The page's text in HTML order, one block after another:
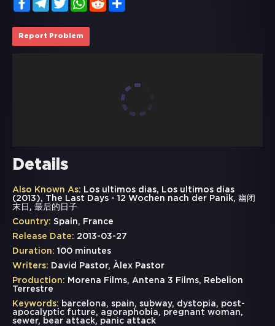
Report Problem
Details
Also Known As: Los ultimos dias, Los ultimos dias
(2013), The Last Days - 12 Wochen nach der Panik, 幽闭
末日, 最后的日子
Country: Spain, France
Release Date: 2013-03-27
Duration: 100 minutes
Writers: David Pastor, Àlex Pastor
Production: Morena Films, Antena 3 Films, Rebelion
Terrestre
Keywords: barcelona, spain, subway, dystopia, post-
apocalyptic future, agoraphobia, pregnant woman,
sewer, bear attack, panic attack